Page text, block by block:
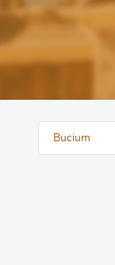
Bucium